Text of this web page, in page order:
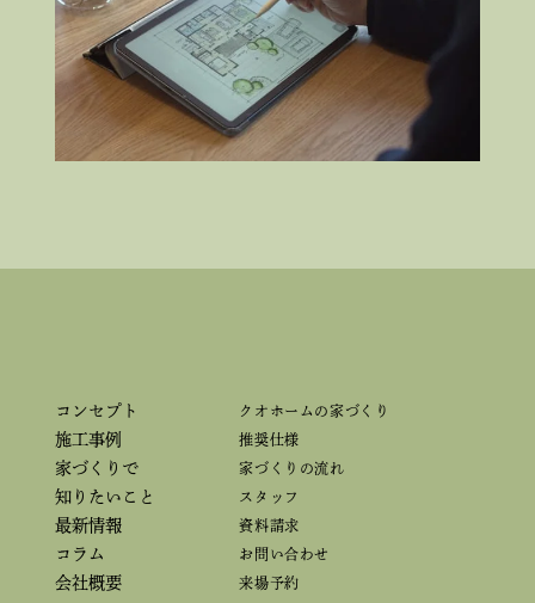
コンセプト
施工事例
家づくりで
知りたいこと
最新情報
コラム
会社概要
クオホームの家づくり
推奨仕様
家づくりの流れ
スタッフ
資料請求
お問い合わせ
来場予約